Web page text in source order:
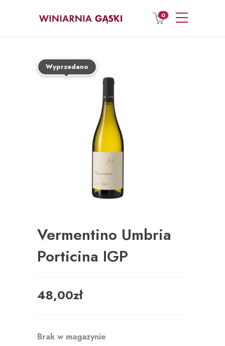
0
Wyprzedano
Vermentino Umbria
Porticina IGP
48,00zł
Brak w magazynie